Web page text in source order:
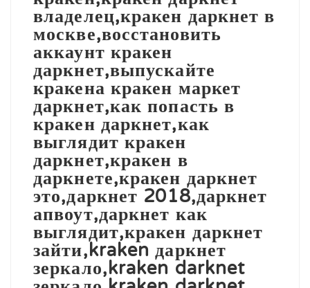
владелец,кракен даркнет в
москве,восстановить
аккаунт кракен
даркнет,выпускайте
кракена кракен маркет
даркнет,как попасть в
кракен даркнет,как
выглядит кракен
даркнет,кракен в
даркнете,кракен даркнет
это,даркнет 2018,даркнет
апвоут,даркнет как
выглядит,кракен даркнет
зайти,kraken даркнет
зеркало,kraken darknet